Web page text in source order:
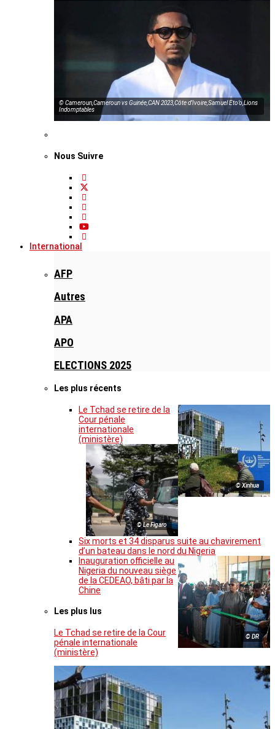
© Cameroun,Cameroun vs Guinée,CAN 2023,Côte d’Ivoire,Samuel Eto’o,Lions
Indomptables
Nous Suivre
International
AFP
Autres
APA
APO
ELECTIONS 2025
Les plus récents
© Xinhua
Le Tchad se retire de la
Cour pénale
internationale
(ministère)
© Le Figaro
Six morts et 34 disparus suite au chavirement
d’un bateau dans le nord du Nigeria
© DR
Inauguration officielle au
Nigeria du nouveau siège
de la CEDEAO, bâti par la
Chine
Les plus lus
Le Tchad se retire de la Cour
pénale internationale
(ministère)